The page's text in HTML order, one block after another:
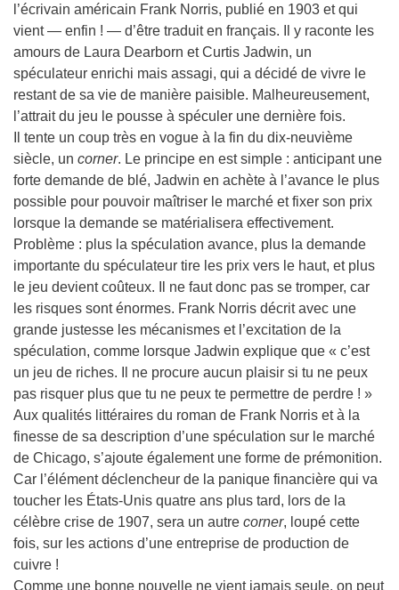
l’écrivain américain Frank Norris, publié en 1903 et qui
vient — enfin ! — d’être traduit en français. Il y raconte les
amours de Laura Dearborn et Curtis Jadwin, un
spéculateur enrichi mais assagi, qui a décidé de vivre le
restant de sa vie de manière paisible. Malheureusement,
l’attrait du jeu le pousse à spéculer une dernière fois.
Il tente un coup très en vogue à la fin du dix-neuvième
siècle, un corner. Le principe en est simple : anticipant une
forte demande de blé, Jadwin en achète à l’avance le plus
possible pour pouvoir maîtriser le marché et fixer son prix
lorsque la demande se matérialisera effectivement.
Problème : plus la spéculation avance, plus la demande
importante du spéculateur tire les prix vers le haut, et plus
le jeu devient coûteux. Il ne faut donc pas se tromper, car
les risques sont énormes. Frank Norris décrit avec une
grande justesse les mécanismes et l’excitation de la
spéculation, comme lorsque Jadwin explique que « c’est
un jeu de riches. Il ne procure aucun plaisir si tu ne peux
pas risquer plus que tu ne peux te permettre de perdre ! »
Aux qualités littéraires du roman de Frank Norris et à la
finesse de sa description d’une spéculation sur le marché
de Chicago, s’ajoute également une forme de prémonition.
Car l’élément déclencheur de la panique financière qui va
toucher les États-Unis quatre ans plus tard, lors de la
célèbre crise de 1907, sera un autre corner, loupé cette
fois, sur les actions d’une entreprise de production de
cuivre !
Comme une bonne nouvelle ne vient jamais seule, on peut